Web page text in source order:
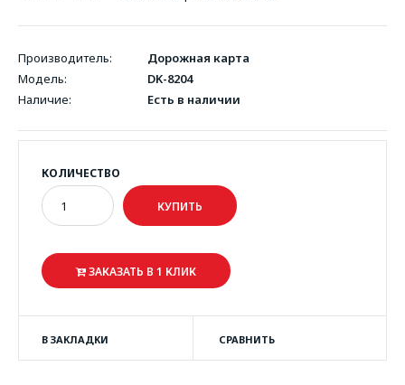
Производитель:
Дорожная карта
Модель:
DK-8204
Наличие:
Есть в наличии
КОЛИЧЕСТВО
ЗАКАЗАТЬ В 1 КЛИК
В ЗАКЛАДКИ СРАВНИТЬ